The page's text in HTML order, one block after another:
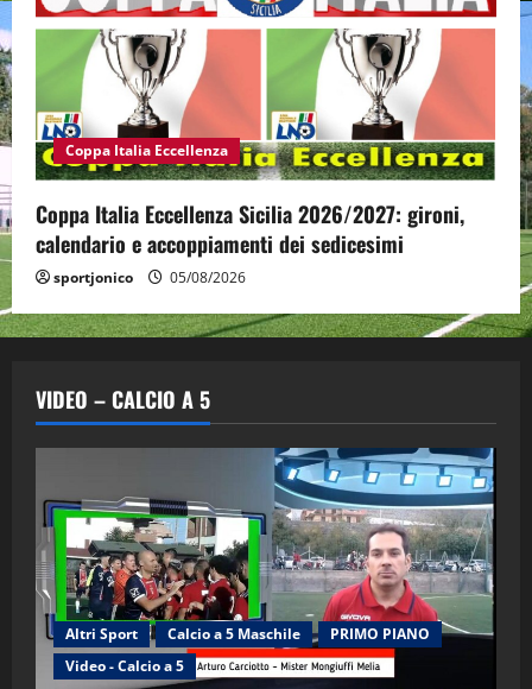
Coppa Italia Eccellenza
Coppa Italia Eccellenza Sicilia 2026/2027: gironi,
calendario e accoppiamenti dei sedicesimi
sportjonico 05/08/2026
VIDEO – CALCIO A 5
Altri Sport Calcio a 5 Maschile
PRIMO PIANO
Video - Calcio a 5